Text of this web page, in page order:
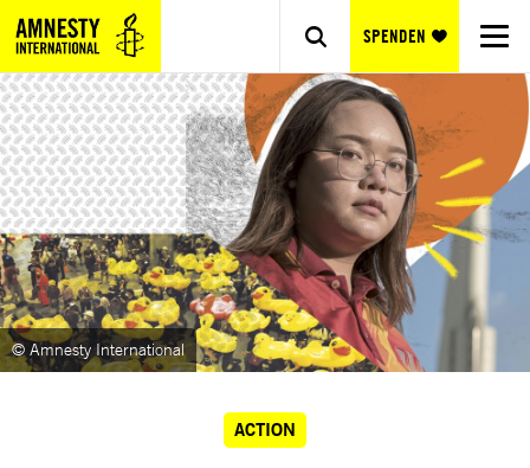
SPENDEN
© Amnesty International
ACTION